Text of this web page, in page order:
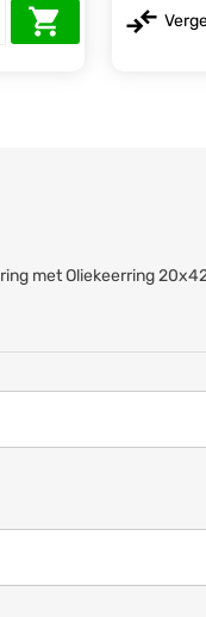
met Oliekeerring